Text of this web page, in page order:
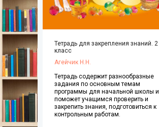
Тетрадь для закрепления знаний. 2
класс
Агейчик Н.Н.
Тетрадь содержит разнообразные
задания по основным темам
программы для начальной школы и
поможет учащимся проверить и
закрепить знания, подготовиться к
контрольным работам.